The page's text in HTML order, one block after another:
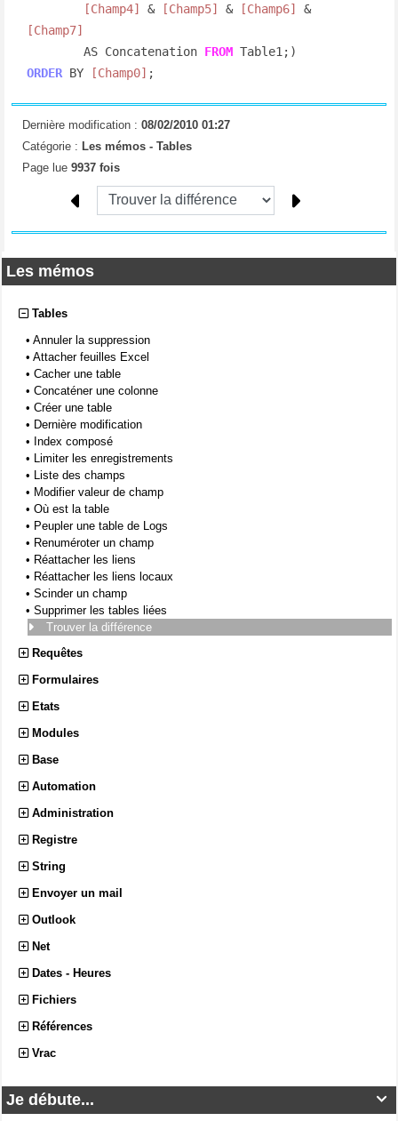
Les mémos
Tables
• Annuler la suppression
• Attacher feuilles Excel
• Cacher une table
• Concaténer une colonne
• Créer une table
• Dernière modification
• Index composé
• Limiter les enregistrements
• Liste des champs
• Modifier valeur de champ
• Où est la table
• Peupler une table de Logs
• Renuméroter un champ
• Réattacher les liens
• Réattacher les liens locaux
• Scinder un champ
• Supprimer les tables liées
Trouver la différence
Requêtes
Formulaires
Etats
Modules
Base
Automation
Administration
Registre
String
Envoyer un mail
Outlook
Net
Dates - Heures
Fichiers
Références
Vrac

Je débute...
[Champ4] & [Champ5] & [Champ6]
&
[Champ7]
        AS Concatenation
FROM
ORDER BY [Champ0] ;
Dernière modification : 08/02/2010 01:27
Catégorie : Les mémos - Tables
Page lue 9937 fois